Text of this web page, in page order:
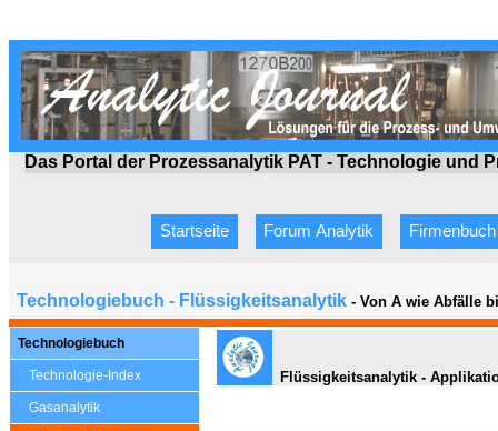
Das Portal der Prozessanalytik PAT - Technologie und
Startseite Forum Analytik Firmenbuch
Technologiebuch - Flüssigkeitsanalytik - Von A wie Abfälle
Technologiebuch
Technologie-Index
Gasanalytik
Flüssigkeitsanalytik -